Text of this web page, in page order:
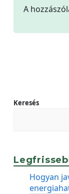
A
Keresés
Hogyan